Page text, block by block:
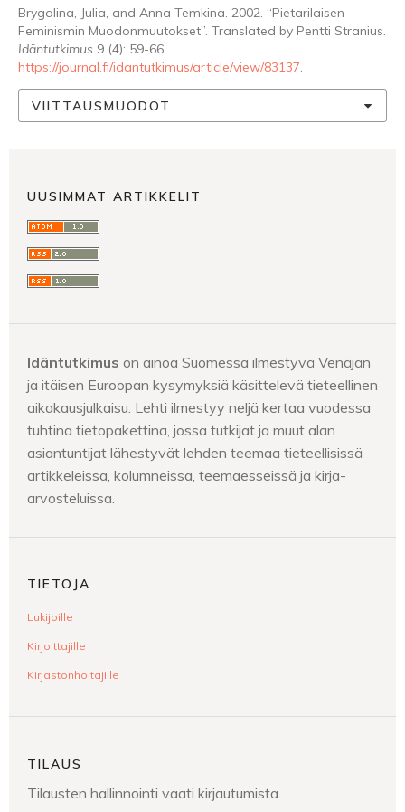
Brygalina, Julia, and Anna Temkina. 2002. “Pietarilaisen
Feminismin Muodonmuutokset”. Translated by Pentti Stranius.
Idäntutkimus 9 (4): 59-66.
https://journal.fi/idantutkimus/article/view/83137.
VIITTAUSMUODOT
UUSIMMAT ARTIKKELIT
Idäntutkimus on ainoa Suomessa ilmestyvä Venäjän
ja itäisen Euroopan kysymyksiä käsittelevä tieteellinen
aikakausjulkaisu. Lehti ilmestyy neljä kertaa vuodessa
tuhtina tietopakettina, jossa tutkijat ja muut alan
asiantuntijat lähestyvät lehden teemaa tieteellisissä
artikkeleissa, kolumneissa, teemaesseissä ja kirja-
arvosteluissa.
TIETOJA
Lukijoille
Kirjoittajille
Kirjastonhoitajille
TILAUS
Tilausten hallinnointi vaati kirjautumista.